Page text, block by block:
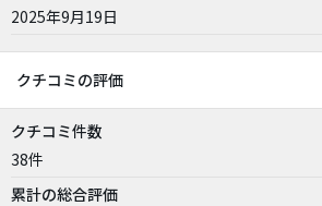
2025年9月19日
クチコミの評価
クチコミ件数
38件
累計の総合評価